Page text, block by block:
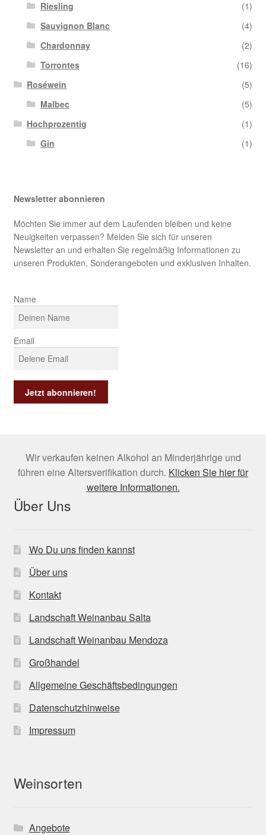
Riesling
(1)
Sauvignon Blanc
(4)
Chardonnay
(2)
Torrontes
(16)
Roséwein
(5)
Malbec
(5)
Hochprozentig
(1)
Gin
(1)
Newsletter abonnieren
Möchten Sie immer auf dem Laufenden bleiben und keine
Neuigkeiten verpassen? Melden Sie sich für unseren
Newsletter an und erhalten Sie regelmäßig Informationen zu
unseren Produkten, Sonderangeboten und exklusiven Inhalten.
Name
Email
Wir verkaufen keinen Alkohol an Minderjährige und
führen eine Altersverifikation durch. Klicken Sie hier für
weitere Informationen.
Über Uns
Wo Du uns finden kannst
Über uns
Kontakt
Landschaft Weinanbau Salta
Landschaft Weinanbau Mendoza
Großhandel
Allgemeine Geschäftsbedingungen
Datenschutzhinweise
Impressum
Weinsorten
Angebote